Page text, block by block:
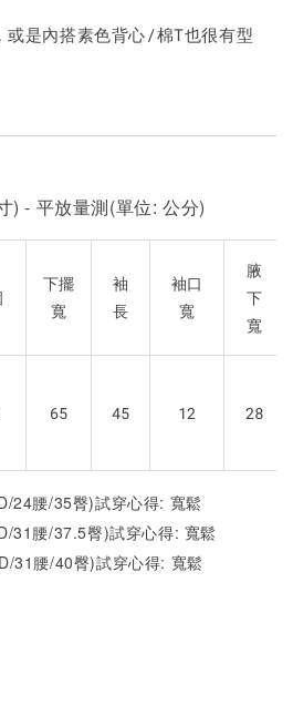
是內搭素色背心/棉T也很有型
) - 平放量測(單位: 公分)
下擺
寬
袖
長
袖口
寬
腋
下
寬
65 45 12 28
24腰/35臀)試穿心得: 寬鬆
31腰/37.5臀)試穿心得: 寬鬆
31腰/40臀)試穿心得: 寬鬆